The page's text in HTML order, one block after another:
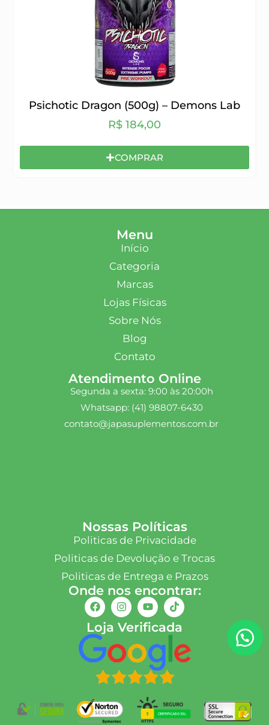
Psichotic Dragon (500g) – Demons Lab
R$ 184,00
COMPRAR
Menu
Início
Categoria
Marcas
Lojas Físicas
Sobre Nós
Blog
Contato
Atendimento Online
Segunda a sexta: 9:00 às 20:00h
Whatsapp: (41) 98807-6430
contato@japasuplementos.com.br
Nossas Políticas
Politicas de Privacidade
Politicas de Devolução e Trocas
Politicas de Entrega e Prazos
Onde nos encontrar:
Loja Verificada